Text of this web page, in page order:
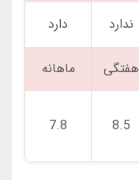
ندارد دارد
هفتگی ماهانه
8.5
7.8